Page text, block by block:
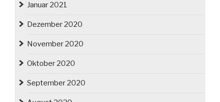
Januar 2021
Dezember 2020
November 2020
Oktober 2020
September 2020